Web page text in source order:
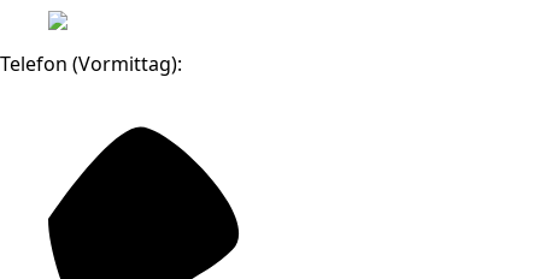
Telefon (Vormittag):